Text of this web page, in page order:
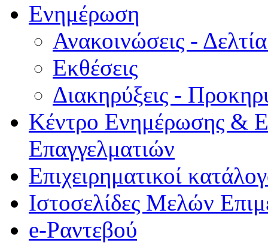
Ενημέρωση
Ανακοινώσεις -
Εκθέσεις
Διακηρύξεις -
Κέντρο Ενημέρωσης &
Επαγγελματιών
Επιχειρηματικοί
Ιστοσελίδες Μελών
e-Ραντεβού